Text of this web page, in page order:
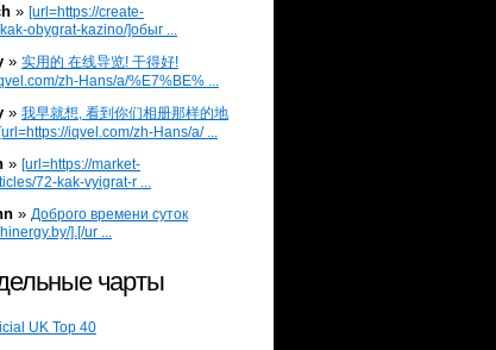
» [url=https://create-
obygrat-kazino/]обыг ...
» 实用的 在线导览! 干得好!
zh-Hans/a/%E7%BE% ...
» 我早就想, 看到你们相册那样的地
iqvel.com/zh-Hans/a/ ...
» [url=https://market-
72-kak-vyigrat-r ...
» Доброго времени суток
].[/ur ...
чарты
UK Top 40